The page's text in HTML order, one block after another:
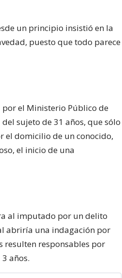
un principio insistió en la
puesto que todo parece
el Ministerio Público de
sujeto de 31 años, que sólo
el domicilio de un conocido,
el inicio de una
al imputado por un delito
abriría una indagación por
resulten responsables por
años.